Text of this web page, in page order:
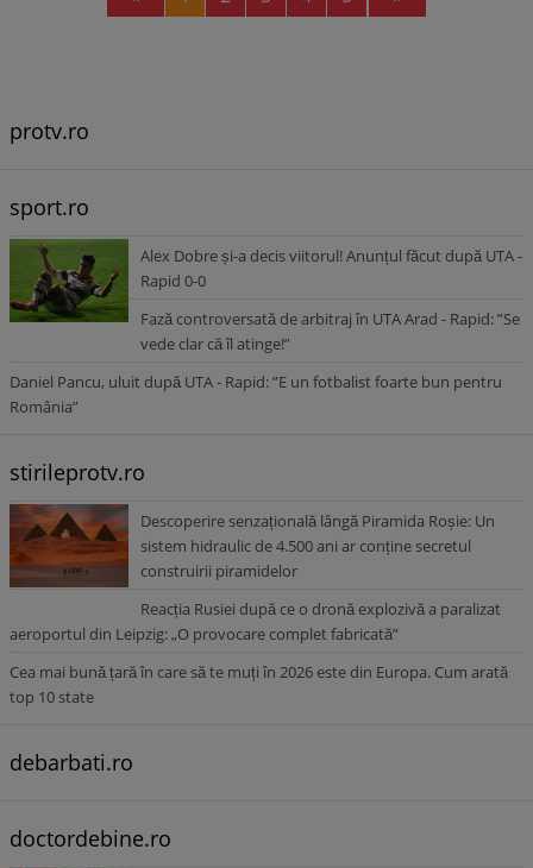
protv.ro
sport.ro
Alex Dobre și-a decis viitorul! Anunțul făcut după UTA -
Rapid 0-0
Fază controversată de arbitraj în UTA Arad - Rapid: ”Se
vede clar că îl atinge!”
Daniel Pancu, uluit după UTA - Rapid: ”E un fotbalist foarte bun pentru
România”
stirileprotv.ro
Descoperire senzațională lângă Piramida Roșie: Un
sistem hidraulic de 4.500 ani ar conține secretul
construirii piramidelor
Reacția Rusiei după ce o dronă explozivă a paralizat
aeroportul din Leipzig: „O provocare complet fabricată”
Cea mai bună țară în care să te muți în 2026 este din Europa. Cum arată
top 10 state
debarbati.ro
doctordebine.ro